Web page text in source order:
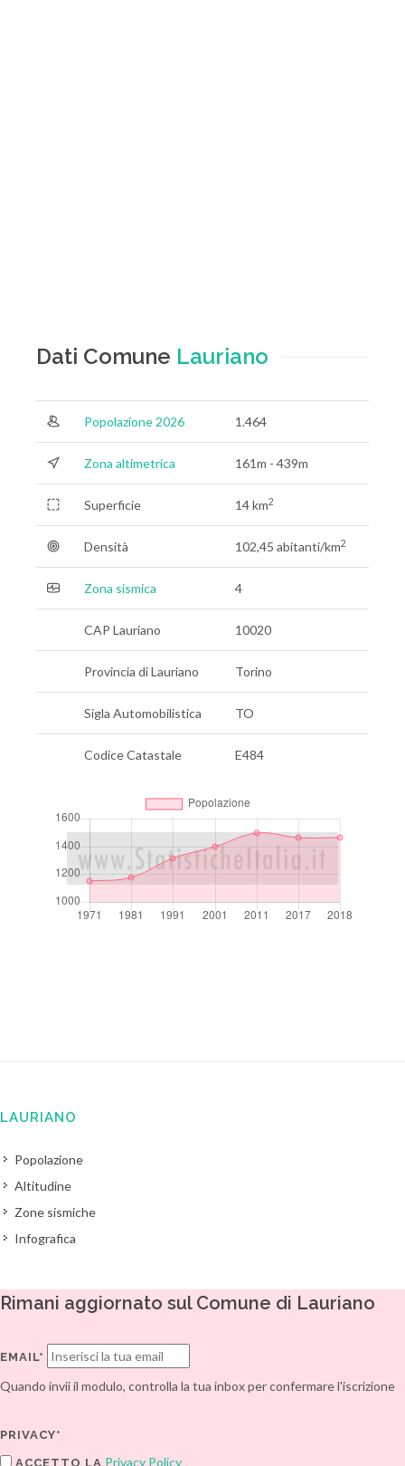
Dati Comune Lauriano
Popolazione 2026 1.464
Zona altimetrica 161m - 439m
Superficie 14 km2
Densità 102,45 abitanti/km2
Zona sismica 4
CAP Lauriano 10020
Provincia di Lauriano Torino
Sigla Automobilistica TO
Codice Catastale E484
LAURIANO
Popolazione
Altitudine
Zone sismiche
Infografica
Rimani aggiornato sul Comune di Lauriano
EMAIL*
Quando invii il modulo, controlla la tua inbox per confermare l'iscrizione
PRIVACY*
ACCETTO LA Privacy Policy